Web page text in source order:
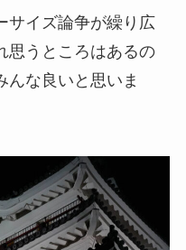
サイズ論争が繰り広
思うところはあるの
んな良いと思いま